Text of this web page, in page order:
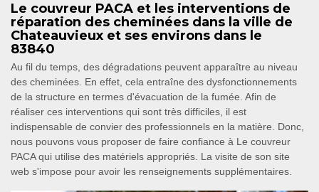
Le couvreur PACA et les interventions de
réparation des cheminées dans la ville de
Chateauvieux et ses environs dans le
83840
Au fil du temps, des dégradations peuvent apparaître au niveau
des cheminées. En effet, cela entraîne des dysfonctionnements
de la structure en termes d'évacuation de la fumée. Afin de
réaliser ces interventions qui sont très difficiles, il est
indispensable de convier des professionnels en la matière. Donc,
nous pouvons vous proposer de faire confiance à Le couvreur
PACA qui utilise des matériels appropriés. La visite de son site
web s'impose pour avoir les renseignements supplémentaires.